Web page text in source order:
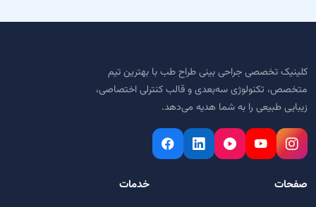
کلینیک تخصصی جراحی بینی طراح طب با بهترین تیم
متخصص، تکنولوژی سه‌بعدی و قالب کنترلی اختصاصی،
زیبایی طبیعی را به شما هدیه می‌دهد.
صفحات خدمات